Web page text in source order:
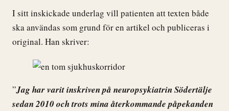
I sitt inskickade underlag vill patienten att texten både
ska användas som grund för en artikel och publiceras i
original. Han skriver:
”Jag har varit inskriven på neuropsykiatrin Södertälje
sedan 2010 och trots mina återkommande påpekanden